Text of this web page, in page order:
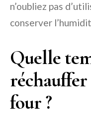
n’oubliez pas
conserver
Quelle
four ?